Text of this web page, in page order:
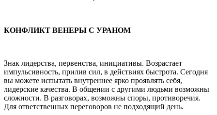
КОНФЛИКТ ВЕНЕРЫ С УРАНОМ
Знак лидерства, первенства, инициативы. Возрастает
импульсивность, прилив сил, в действиях быстрота. Сегодня
вы можете испытать внутреннее ярко проявлять себя,
лидерские качества. В общении с другими людьми возможны
сложности. В разговорах, возможны споры, противоречия.
Для ответственных переговоров не подходящий день.